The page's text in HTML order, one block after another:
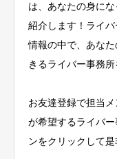
は、あなたの身に
紹介します！ライ
情報の中で、あな
きるライバー事務所
お友達登録で担当
が希望するライバ
ンをクリックして是